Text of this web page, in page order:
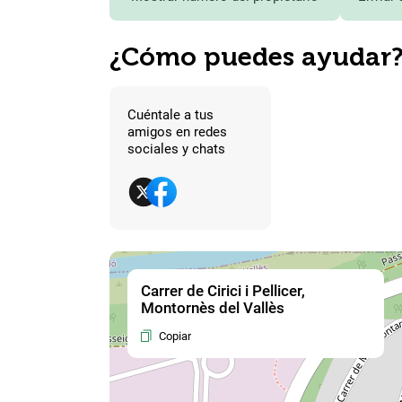
¿Cómo puedes
Cuéntale a tus
amigos en redes
sociales y chats
Carrer de Cirici i Pellicer,
Montornès del Vallès
Copiar